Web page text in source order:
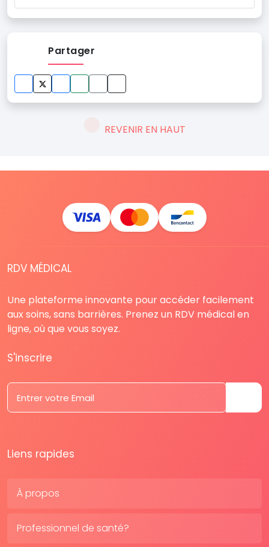
Partager
REVENIR EN HAUT
RDV MÉDICAL
Une plateforme innovante pour accéder facilement
aux soins, sans barrières. Prenez un RDV médical en
ligne, où que vous soyez.
S'inscrire
Liens rapides
À propos
Professionnel de santé?